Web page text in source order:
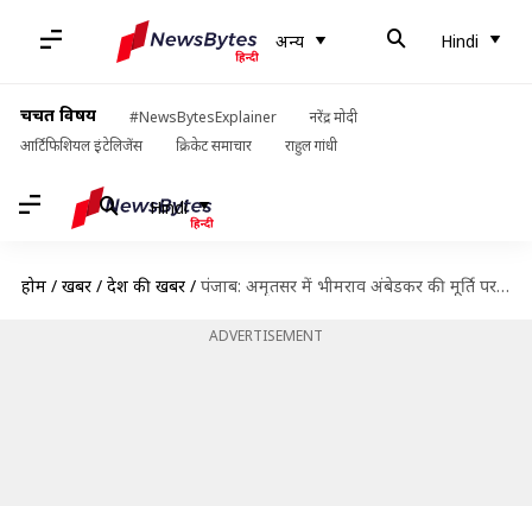
अन्य Hindi
चर्चित विषय #NewsBytesExplainer
नरेंद्र मोदी
आर्टिफिशियल इंटेलिजेंस
क्रिकेट समाचार राहुल गांधी
Hindi
होम / खबरें / देश की खबरें / पंजाब: अमृतसर में भीमराव अंबेडकर की मूर्ति पर चढ़कर उसे हथौड़े से तोड़ा, बंद का आह्वान
ADVERTISEMENT